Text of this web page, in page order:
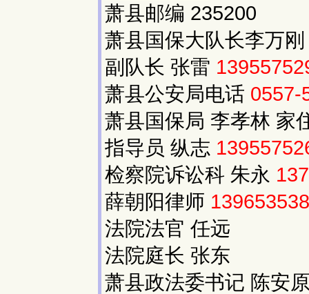
萧县邮编 235200
萧县国保大队长李万
副队长 张雷
萧县公安局电话 0557-
萧县国保局 李孝林 家
指导员 纵志
检察院诉讼科 朱永
薛朝阳律师
法院法官 任远
法院庭长 张东
萧县政法委书记 陈安